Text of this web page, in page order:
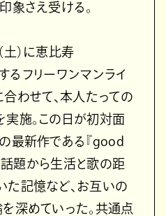
象さえ受ける。
）に恵比寿
るフリーワンマンライ
合わせて、本人たっての
施。この日が初対面
最新作である『good
題から生活と歌の距
記憶など、お互いの
深めていった。共通点